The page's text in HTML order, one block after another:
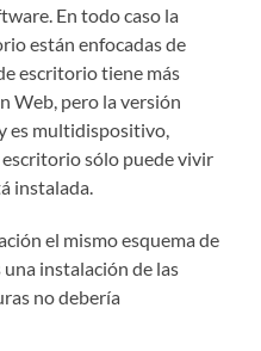
En todo caso la
están enfocadas de
escritorio tiene más
Web, pero la versión
es multidispositivo,
sólo puede vivir
instalada.
el mismo esquema de
instalación de las
no debería